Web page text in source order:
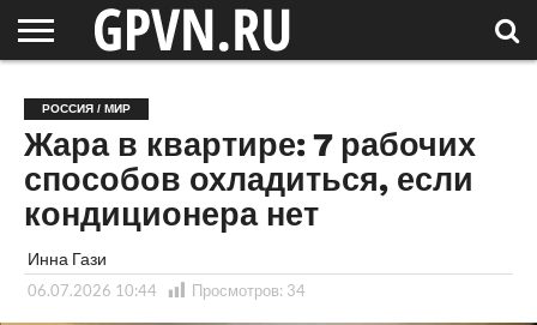
ОБЛАСТЬ
НОВОСТИ
СОСЕДЕЙ
РОССИЯ
/ МИР
СПЕЦПРОЕКТЫ
БЛОГ
СТАТЬИ
ФОТОРЕПОРТАЖИ
ИНТЕРВЬЮ
ОБЪЕКТЫ
ПОДБОРКИ
РОССИЯ / МИР
Жара в квартире: 7 рабочих
способов охладиться, если
кондиционера нет
Инна Гази
06.07.2026 10:44 Просмотров: 34